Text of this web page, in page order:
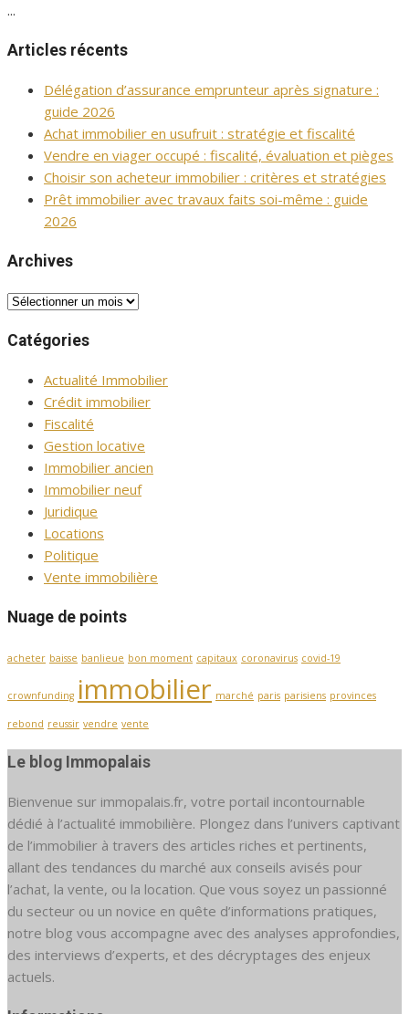
...
Articles récents
Délégation d’assurance emprunteur après signature :
guide 2026
Achat immobilier en usufruit : stratégie et fiscalité
Vendre en viager occupé : fiscalité, évaluation et pièges
Choisir son acheteur immobilier : critères et stratégies
Prêt immobilier avec travaux faits soi-même : guide
2026
Archives
Archives
Catégories
Actualité Immobilier
Crédit immobilier
Fiscalité
Gestion locative
Immobilier ancien
Immobilier neuf
Juridique
Locations
Politique
Vente immobilière
Nuage de points
acheter baisse banlieue bon moment capitaux coronavirus covid-19
crownfunding immobilier marché paris parisiens provinces
rebond reussir vendre vente
Le blog Immopalais
Bienvenue sur immopalais.fr, votre portail incontournable
dédié à l’actualité immobilière. Plongez dans l’univers captivant
de l’immobilier à travers des articles riches et pertinents,
allant des tendances du marché aux conseils avisés pour
l’achat, la vente, ou la location. Que vous soyez un passionné
du secteur ou un novice en quête d’informations pratiques,
notre blog vous accompagne avec des analyses approfondies,
des interviews d’experts, et des décryptages des enjeux
actuels.